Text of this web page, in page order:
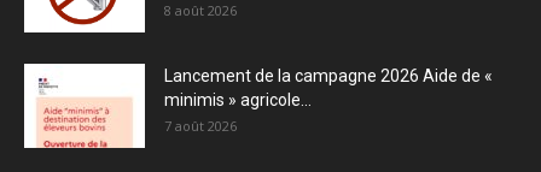
8 août 2026
Lancement de la campagne 2026 Aide de «
minimis » agricole...
7 août 2026